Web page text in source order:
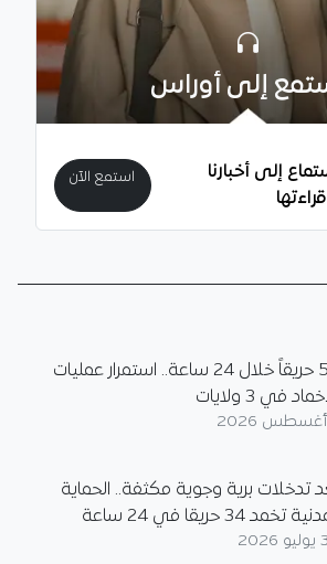
إلى أوراس
إلى أخبارنا
استمع الآن
56 حريقاً خلال 24 ساعة.. استمرار عمليات
في 3 ولايات
تدخلات برية وجوية مكثفة.. الحماية
تخمد 34 حريقا في 24 ساعة